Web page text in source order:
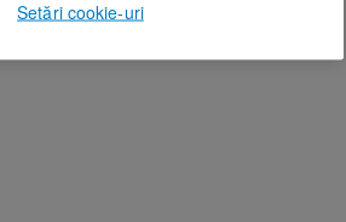
Setări cookie-uri